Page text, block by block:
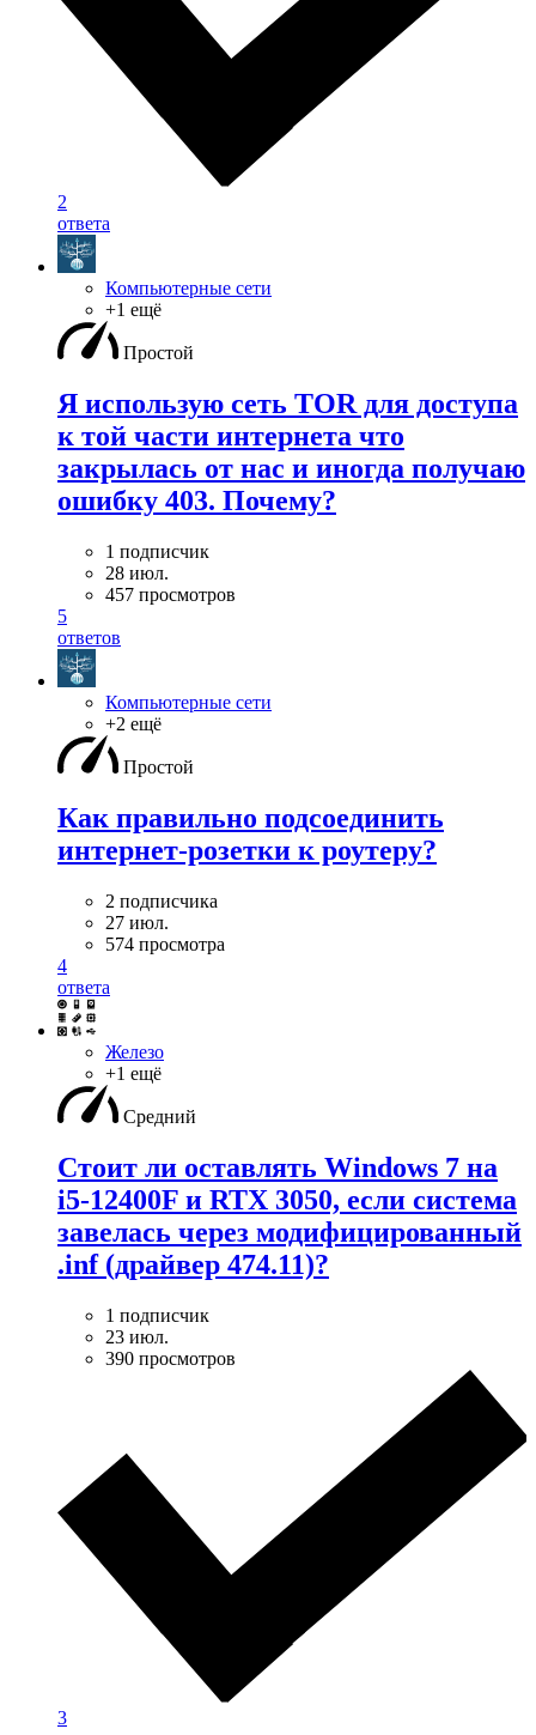
2
ответа
Компьютерные сети
+1 ещё
Простой
Я использую сеть TOR для доступа
к той части интернета что
закрылась от нас и иногда получаю
ошибку 403. Почему?
1 подписчик
28 июл.
457 просмотров
5
ответов
Компьютерные сети
+2 ещё
Простой
Как правильно подсоединить
интернет-розетки к роутеру?
2 подписчика
27 июл.
574 просмотра
4
ответа
Железо
+1 ещё
Средний
Стоит ли оставлять Windows 7 на
i5-12400F и RTX 3050, если система
завелась через модифицированный
.inf (драйвер 474.11)?
1 подписчик
23 июл.
390 просмотров
3